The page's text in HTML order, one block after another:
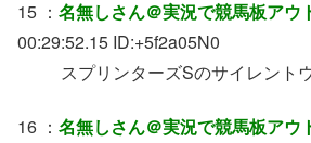
15 ： 名無しさん＠実況で競馬板アウ
00:29:52.15 ID:+5f2a05N0
スプリンターズSのサイレント
16 ： 名無しさん＠実況で競馬板アウ